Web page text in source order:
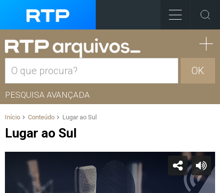
OK
PESQUISA AVANÇADA
Início Conteúdo Lugar ao Sul
Lugar ao Sul